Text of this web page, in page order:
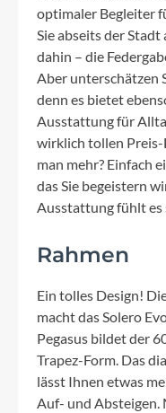
optimaler Begleiter
Sie abseits der
dahin – die
Aber unterschätzen
denn es bietet
Ausstattung für
wirklich tollen
man mehr? Einfach
das Sie begeistern
Ausstattung fühlt es
Rahmen
Ein tolles Design!
macht das Solero
Pegasus bildet der
Trapez-Form. Das
lässt Ihnen etwas
Auf- und Absteigen.